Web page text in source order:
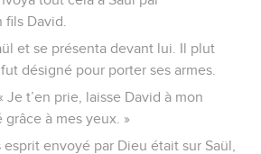
fils David.
et se présenta devant lui. Il plut
désigné pour porter ses armes.
Je t’en prie, laisse David à mon
à mes yeux. »
envoyé par Dieu était sur Saül,